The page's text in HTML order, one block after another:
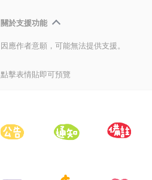
關於支援功能
因應作者意願，可能無法提供支援。
點擊表情貼即可預覽